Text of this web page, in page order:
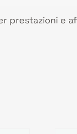
prestazioni e